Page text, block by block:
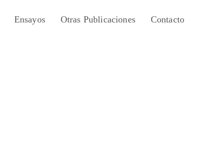
Ensayos Otras Publicaciones Contacto